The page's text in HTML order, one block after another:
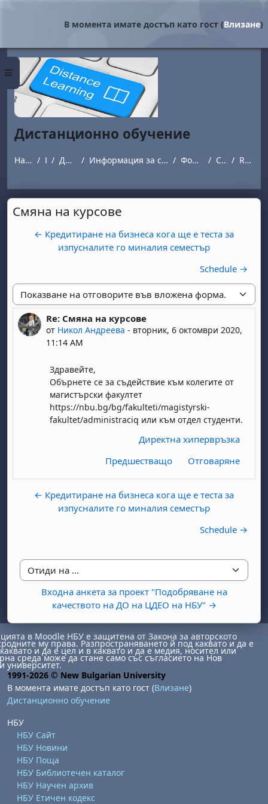
Страничен панел
В момента имате достъп като гост (Влизане)
Дистанционно обучение
Начална страница Курсове Дистанционно обучение Информация за студенти обучаващи се в програми с дистанционна форма на обучение. Форум за въпроси и отговори Смяна на курсове Re: Смяна на курсове
Смяна на курсове
← Кредитиране на бизнеса кога ще е теста за
изпусналите го миналия семестър
Schedule →
Начин на показване
Re: Смяна на курсове
от Никол Андреева - вторник, 6 октомври 2020,
11:14 AM
Number of replies: 0
Здравейте,
Обърнете се за съдействие към колегите от
магистърски факултет
https://nbu.bg/bg/fakulteti/magistyrski-
fakultet/administraciq или към отдел студенти.
Директна хипервръзка
Предшестващо
Отговаряне
← Кредитиране на бизнеса кога ще е теста за
изпусналите го миналия семестър
Schedule →
Отиди на ...
Входна анкета за проект "Подобряване на
качеството на ДО на ЦДЕО на НБУ" →
1 август
неделя, 2 август
6 август
август8 август
неделя, 9 август
август
август
15 август
неделя, 16 август
август
август
22 август
неделя, 23 август
август
август
29 август
неделя, 30 август
в Moodle НБУ е защитена от Закона за авторското
му права. Разпространяването й под каквато и да е
и да е цел и в каквато и да е медия, носител или
среда може да стане само със съгласието на Нов
университет.
1991-2026 © New Bulgarian University
В момента имате достъп като гост (Влизане)
Дистанционно обучение
НБУ
НБУ Сайт
НБУ Новини
НБУ Поща
НБУ Библиотечен каталог
НБУ Научен архив
НБУ Етичен кодекс